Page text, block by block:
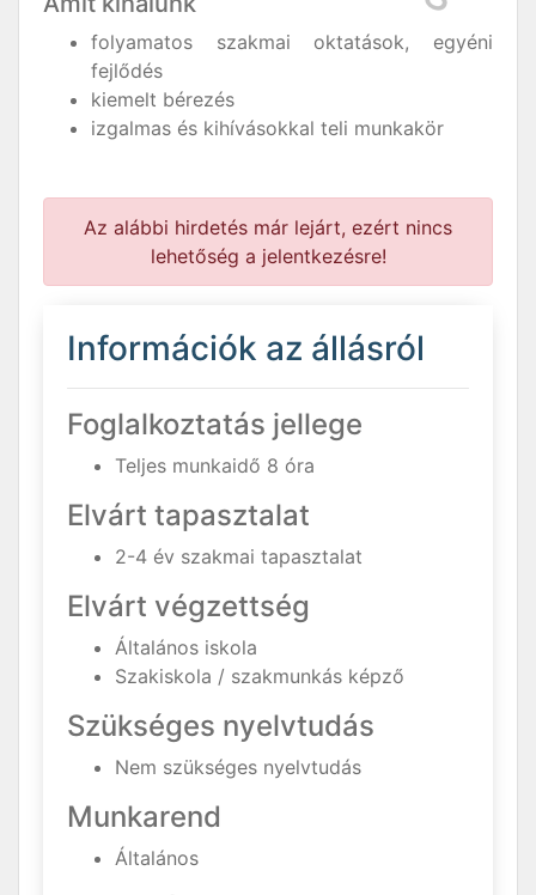
folyamatos szakmai oktatások, egyéni
fejlődés
kiemelt bérezés
izgalmas és kihívásokkal teli munkakör
Az alábbi hirdetés már lejárt, ezért nincs
lehetőség a jelentkezésre!
Információk az állásról
Foglalkoztatás jellege
Teljes munkaidő 8 óra
Elvárt tapasztalat
2-4 év szakmai tapasztalat
Elvárt végzettség
Általános iskola
Szakiskola / szakmunkás képző
Szükséges nyelvtudás
Nem szükséges nyelvtudás
Munkarend
Általános